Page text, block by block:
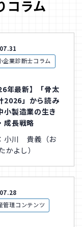
コラム
企業診断士コラム
年最新】「骨太
2026」から読み
小製造業の生き
成長戦略
小川 貴義（お
かよし）
管理コンテンツ